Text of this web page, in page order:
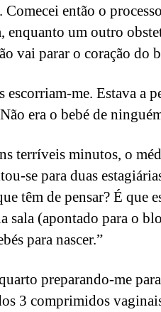
Comecei então o
enquanto um outro
vai parar o coração do
escorriam-me. Estava a
era o bebé de
terríveis minutos, o
se para duas
têm de pensar? É que
sala (apontado para o
para nascer.”
preparando-me
3 comprimidos